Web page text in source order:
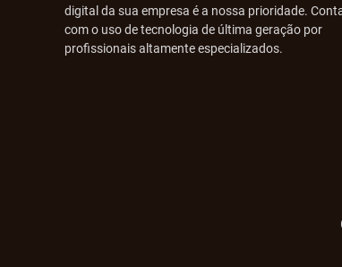
digital da sua empresa é a nossa prioridade.
com o uso de tecnologia de última geração por
profissionais altamente especializados.